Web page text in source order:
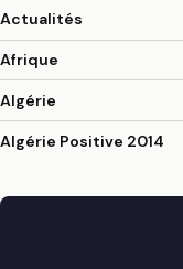
Actualités
Afrique
Algérie
Algérie Positive 2014